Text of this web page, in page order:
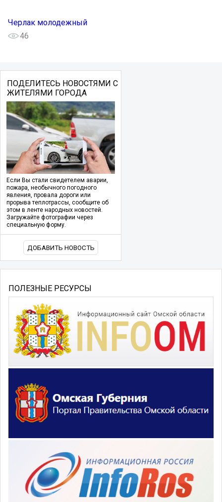
Черлак молодежный
46
ПОДЕЛИТЕСЬ НОВОСТЯМИ С
ЖИТЕЛЯМИ ГОРОДА
Если Вы стали свидетелем аварии,
пожара, необычного погодного
явления, провала дороги или
прорыва теплотрассы, сообщите об
этом в ленте народных новостей.
Загружайте фотографии через
специальную форму.
ДОБАВИТЬ НОВОСТЬ
ПОЛЕЗНЫЕ РЕСУРСЫ